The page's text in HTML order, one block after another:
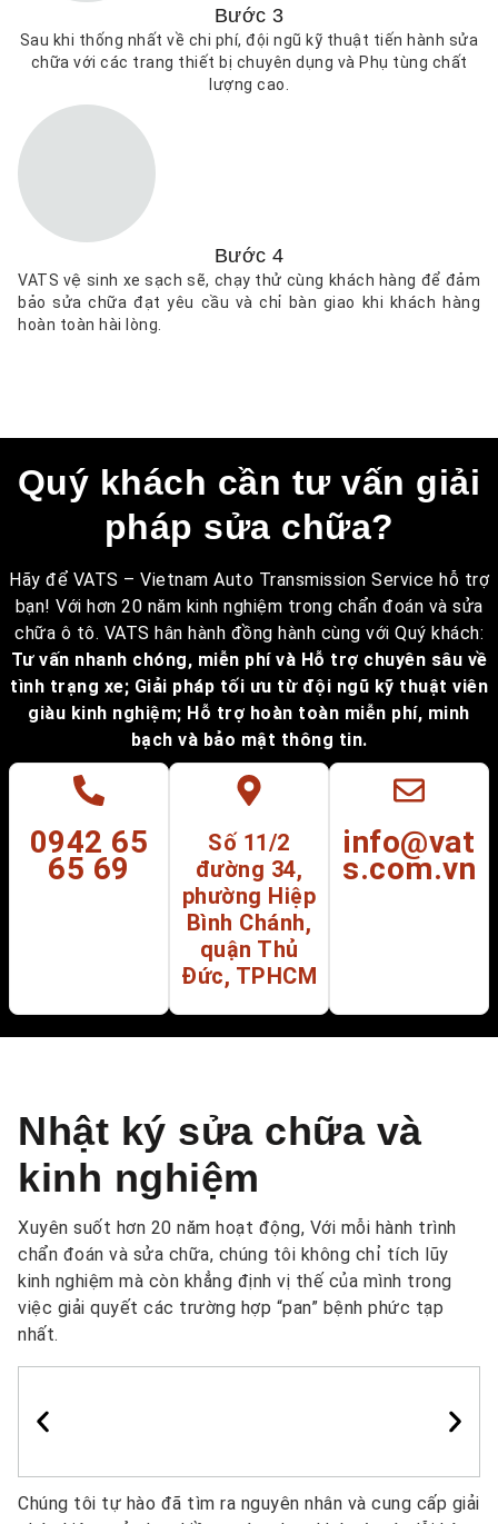
Bước 3
Sau khi thống nhất về chi phí, đội ngũ kỹ thuật tiến hành sửa
chữa với các trang thiết bị chuyên dụng và Phụ tùng chất
lượng cao.
Bước 4
VATS vệ sinh xe sạch sẽ, chạy thử cùng khách hàng để đảm
bảo sửa chữa đạt yêu cầu và chỉ bàn giao khi khách hàng
hoàn toàn hài lòng.
Quý khách cần tư vấn giải
pháp sửa chữa?
Hãy để VATS – Vietnam Auto Transmission Service hỗ trợ
bạn! Với hơn 20 năm kinh nghiệm trong chẩn đoán và sửa
chữa ô tô. VATS hân hành đồng hành cùng với Quý khách:
Tư vấn nhanh chóng, miễn phí và Hỗ trợ chuyên sâu về
tình trạng xe; Giải pháp tối ưu từ đội ngũ kỹ thuật viên
giàu kinh nghiệm; Hỗ trợ hoàn toàn miễn phí, minh
bạch và bảo mật thông tin.
0942 65
65 69
Số 11/2
đường 34,
phường Hiệp
Bình Chánh,
quận Thủ
Đức, TPHCM
info@vat
s.com.vn
Nhật ký sửa chữa và
kinh nghiệm
Xuyên suốt hơn 20 năm hoạt động, Với mỗi hành trình
chẩn đoán và sửa chữa, chúng tôi không chỉ tích lũy
kinh nghiệm mà còn khẳng định vị thế của mình trong
việc giải quyết các trường hợp “pan” bệnh phức tạp
nhất.
Chúng tôi tự hào đã tìm ra nguyên nhân và cung cấp giải